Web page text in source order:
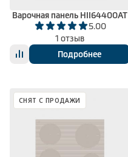
Варочная панель HII64400AT
5.00
1 отзыв
Подробнее
СНЯТ С ПРОДАЖИ